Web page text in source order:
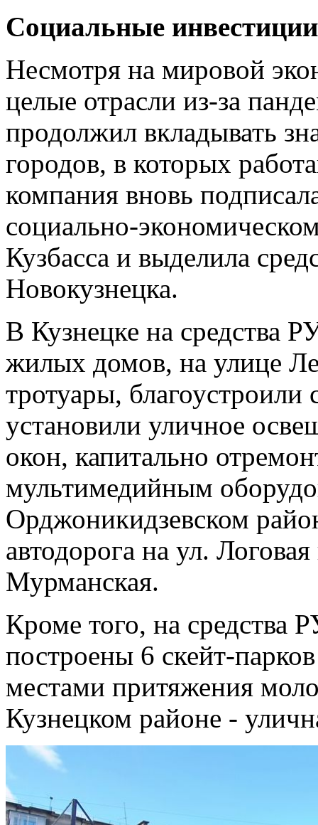
Социальные инвестиции
Несмотря на мировой
целые отрасли из-за
продолжил вкладывать
городов, в которых
компания вновь
социально-
Кузбасса и выделила
Новокузнецка.
В Кузнецке на средства
жилых домов, на улице
тротуары,
установили уличное
окон, капитально
мультимедийным
Орджоникидзевском
автодорога на ул.
Мурманская.
Кроме того, на средства
построены 6 скейт-
местами притяжения
Кузнецком районе -